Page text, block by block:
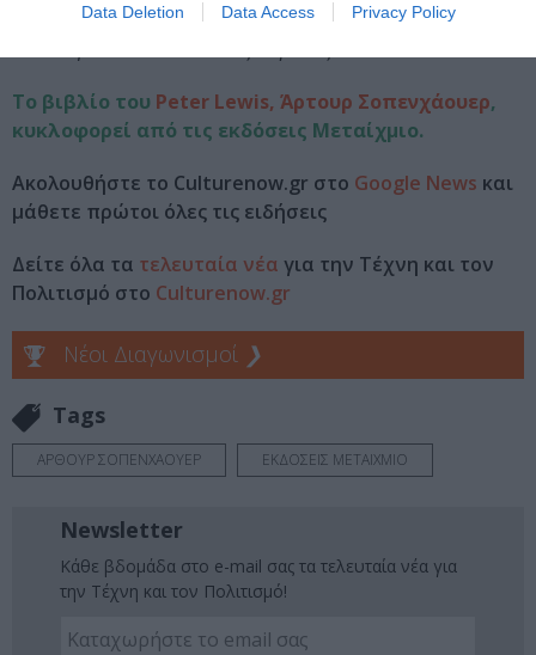
Data Deletion Data Access Privacy Policy
που είναι δυνατόν να υπάρξει… κάτι το οποίο πρέπει να
Το βιβλίο του Peter Lewis, Άρτουρ Σοπενχάουερ,
κυκλοφορεί από τις εκδόσεις Μεταίχμιο.
Ακολουθήστε το Culturenow.gr στο Google News και
μάθετε πρώτοι όλες τις ειδήσεις
Δείτε όλα τα τελευταία νέα για την Τέχνη και τον
Πολιτισμό στο Culturenow.gr
Νέοι Διαγωνισμοί ❯
Tags
ΑΡΘΟΥΡ ΣΟΠΕΝΧΑΟΥΕΡ ΕΚΔΟΣΕΙΣ ΜΕΤΑΙΧΜΙΟ
Newsletter
Κάθε βδομάδα στο e-mail σας τα τελευταία νέα για
την Τέχνη και τον Πολιτισμό!